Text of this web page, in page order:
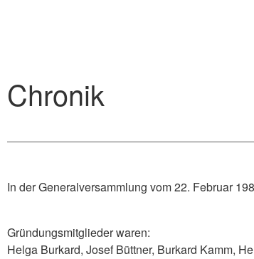
Chronik
In der Generalversammlung vom 22. Februar
Gründungsmitglieder waren:
Helga Burkard, Josef Büttner, Burkard Kamm,